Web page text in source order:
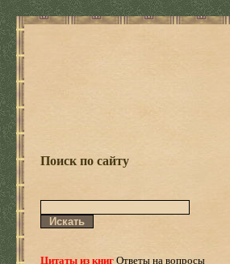
Поиск по сайту
Цитаты из книгОтветы на вопросы